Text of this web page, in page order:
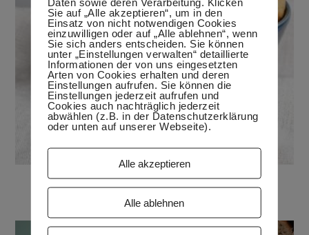
Das besondere Weihnachtsgebäck
Sie auf „Alle akzeptieren“, um in den
Einsatz von nicht notwendigen Cookies
einzuwilligen oder auf „Alle ablehnen“, wenn
Sie sich anders entscheiden. Sie können
unter „Einstellungen verwalten“ detaillierte
Informationen der von uns eingesetzten
Arten von Cookies erhalten und deren
Einstellungen aufrufen. Sie können die
Einstellungen jederzeit aufrufen und
Cookies auch nachträglich jederzeit
abwählen (z.B. in der Datenschutzerklärung
oder unten auf unserer Webseite).
Alle akzeptieren
Alle ablehnen